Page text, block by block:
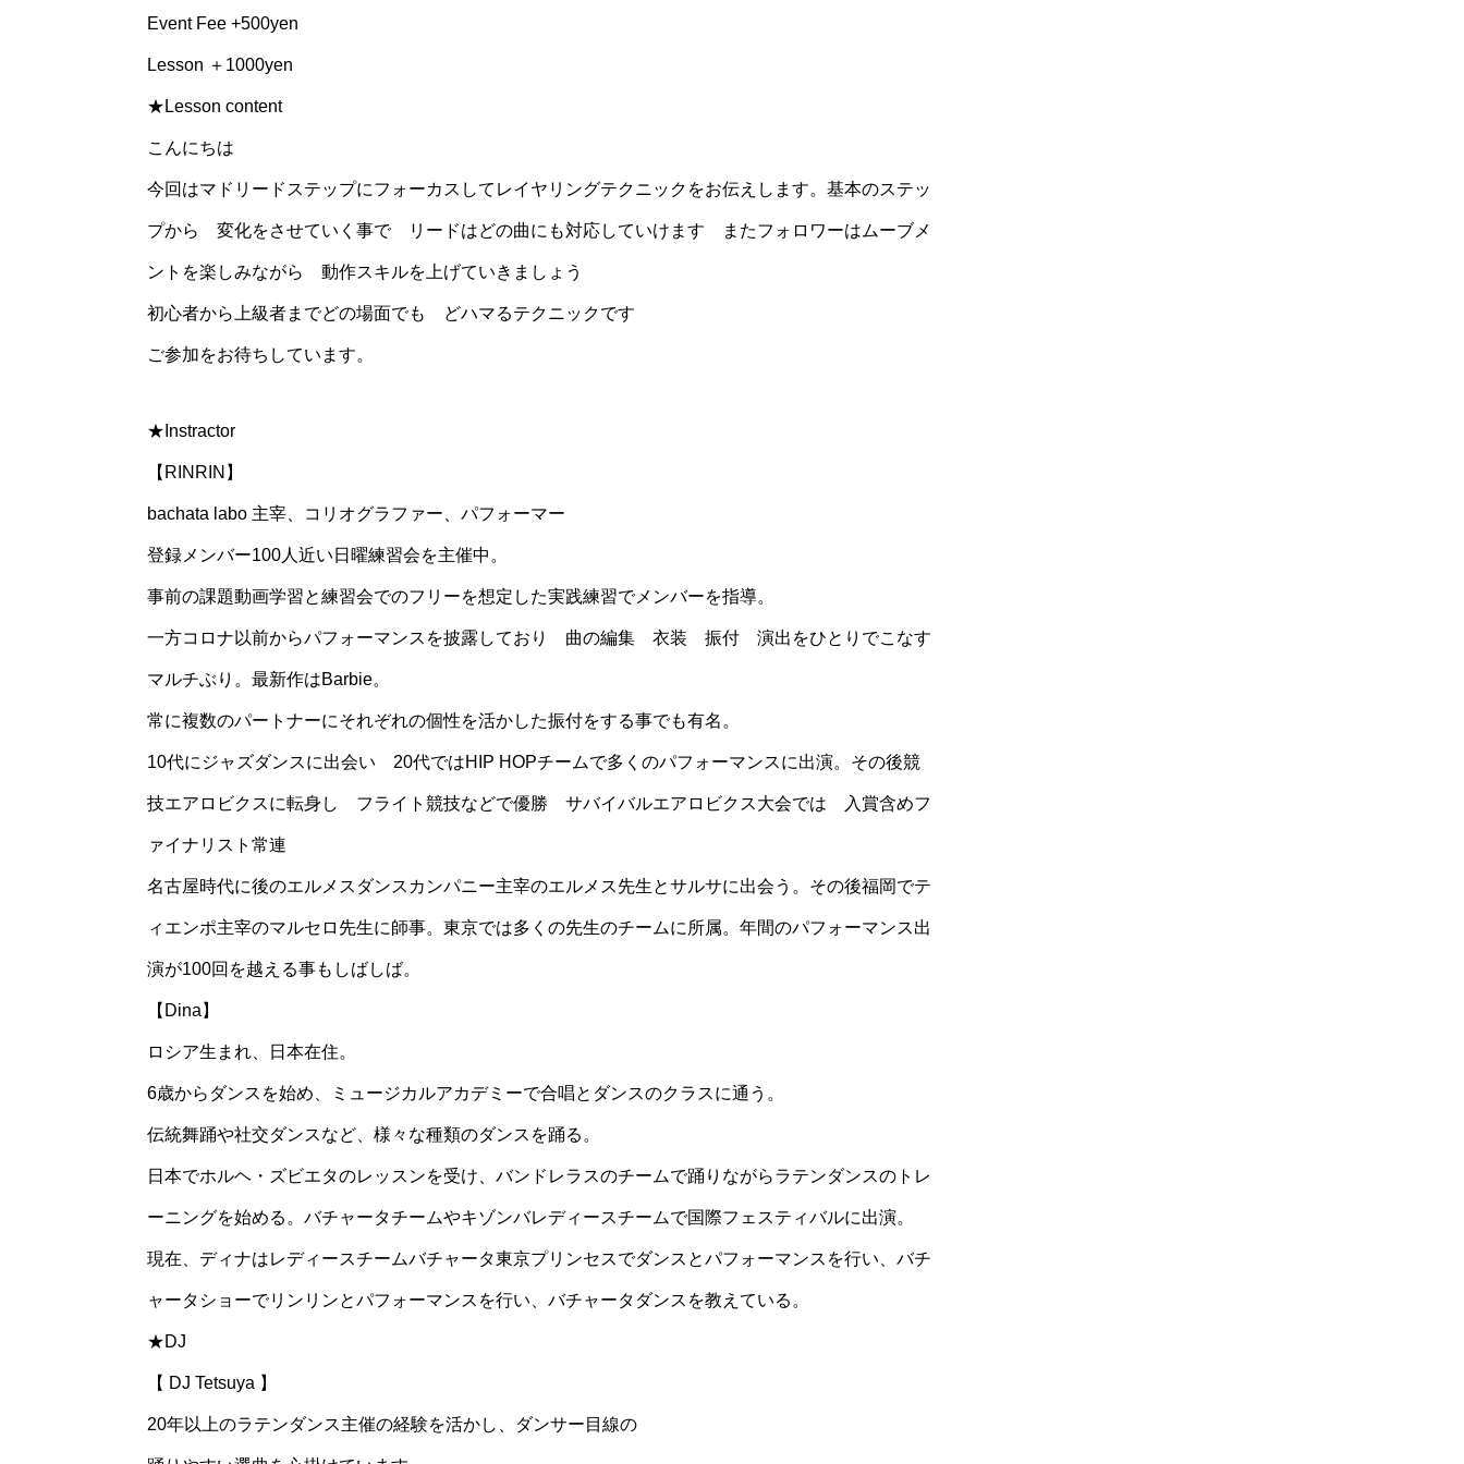
Event Fee +500yen
Lesson ＋1000yen
★Lesson content
こんにちは
今回はマドリードステップにフォーカスしてレイヤリングテクニックをお伝えします。基本のステッ
プから 変化をさせていく事で リードはどの曲にも対応していけます またフォロワーはムーブメ
ントを楽しみながら 動作スキルを上げていきましょう
初心者から上級者までどの場面でも どハマるテクニックです
ご参加をお待ちしています。
★Instractor
【RINRIN】
bachata labo 主宰、コリオグラファー、パフォーマー
登録メンバー100人近い日曜練習会を主催中。
事前の課題動画学習と練習会でのフリーを想定した実践練習でメンバーを指導。
一方コロナ以前からパフォーマンスを披露しており 曲の編集 衣装 振付 演出をひとりでこなす
マルチぶり。最新作はBarbie。
常に複数のパートナーにそれぞれの個性を活かした振付をする事でも有名。
10代にジャズダンスに出会い 20代ではHIP HOPチームで多くのパフォーマンスに出演。その後競
技エアロビクスに転身し フライト競技などで優勝 サバイバルエアロビクス大会では 入賞含めフ
ァイナリスト常連
名古屋時代に後のエルメスダンスカンパニー主宰のエルメス先生とサルサに出会う。その後福岡でテ
ィエンポ主宰のマルセロ先生に師事。東京では多くの先生のチームに所属。年間のパフォーマンス出
演が100回を越える事もしばしば。
【Dina】
ロシア生まれ、日本在住。
6歳からダンスを始め、ミュージカルアカデミーで合唱とダンスのクラスに通う。
伝統舞踊や社交ダンスなど、様々な種類のダンスを踊る。
日本でホルヘ・ズビエタのレッスンを受け、バンドレラスのチームで踊りながらラテンダンスのトレ
ーニングを始める。バチャータチームやキゾンバレディースチームで国際フェスティバルに出演。
現在、ディナはレディースチームバチャータ東京プリンセスでダンスとパフォーマンスを行い、バチ
ャータショーでリンリンとパフォーマンスを行い、バチャータダンスを教えている。
★DJ
【 DJ Tetsuya 】
20年以上のラテンダンス主催の経験を活かし、ダンサー目線の